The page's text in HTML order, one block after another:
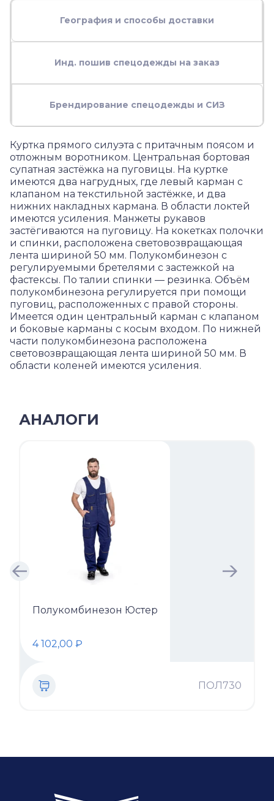
География и способы доставки
Инд. пошив спецодежды на заказ
Брендирование спецодежды и СИЗ
Куртка прямого силуэта c притачным поясом и
отложным воротником. Центральная бортовая
супатная застёжка на пуговицы. На куртке
имеются два нагрудных, где левый карман с
клапаном на текстильной застёжке, и два
нижних накладных кармана. В области локтей
имеются усиления. Манжеты рукавов
застёгиваются на пуговицу. На кокетках полочки
и спинки, расположена световозвращающая
лента шириной 50 мм. Полукомбинезон с
регулируемыми бретелями с застежкой на
фастексы. По талии спинки — резинка. Объём
полукомбинезона регулируется при помощи
пуговиц, расположенных с правой стороны.
Имеется один центральный карман с клапаном
и боковые карманы с косым входом. По нижней
части полукомбинезона расположена
световозвращающая лента шириной 50 мм. В
области коленей имеются усиления.
АНАЛОГИ
Полукомбинезон Юстер
4 102,00 ₽
ПОЛ730